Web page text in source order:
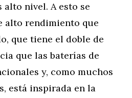
nivel. A esto se
alto rendimiento que
que tiene el doble de
que las baterías de
y, como muchos
está inspirada en la